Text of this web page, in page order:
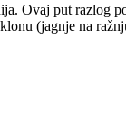
Ovaj put razlog
(jagnje na